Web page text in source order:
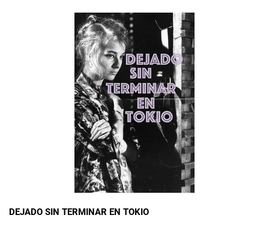
DEJADO SIN TERMINAR EN TOKIO